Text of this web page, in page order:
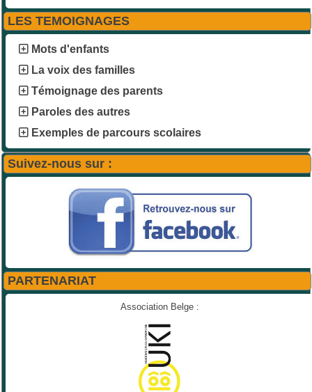
LES TEMOIGNAGES
Mots d'enfants
La voix des familles
Témoignage des parents
Paroles des autres
Exemples de parcours scolaires
Suivez-nous sur :
PARTENARIAT
Association Belge :